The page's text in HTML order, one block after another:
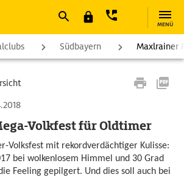
MENÜ
Südbayern Maxlrainer
Volkfest für Oldtimer
Volksfest mit rekordverdächtiger Kulisse:
bei wolkenlosem Himmel und 30 Grad
Feeling gepilgert. Und dies soll auch bei